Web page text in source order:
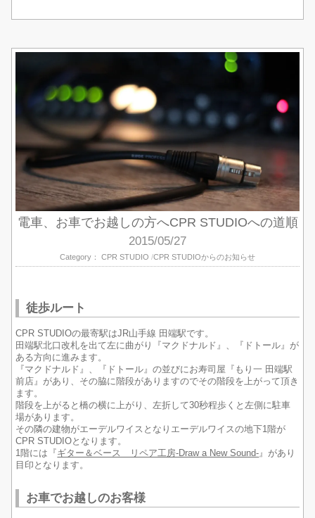
電車、お車でお越しの方へCPR STUDIOへの道順
2015/05/27
Category： CPR STUDIO CPR STUDIOからのお知らせ
徒歩ルート
CPR STUDIOの最寄駅はJR山手線 田端駅です。
田端駅北口改札を出て左に曲がり『マクドナルド』、『ドトール』が
ある方向に進みます。
『マクドナルド』、『ドトール』の並びにお寿司屋『もり一 田端駅
前店』があり、その脇に階段がありますのでその階段を上がって頂き
ます。
階段を上がると橋の横に上がり、左折して30秒程歩くと左側に駐車
場があります。
その隣の建物がエーデルワイスとなりエーデルワイスの地下1階が
CPR STUDIOとなります。
1階には『 ギター＆ベース リペア工房-Draw a New Sound-』があり
目印となります。
お車でお越しのお客様